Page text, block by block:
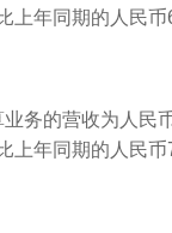
上年同期的人民
务的营收为人民
上年同期的人民币